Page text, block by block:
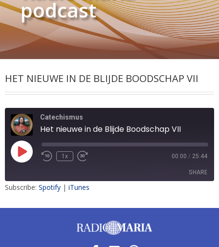
podcast
HET NIEUWE IN DE BLIJDE BOODSCHAP VII
Catechismus
Het nieuwe in de Blijde Boodschap VII
1x 00:00 / 25:44
SHARE
Subscribe: Spotify | iTunes